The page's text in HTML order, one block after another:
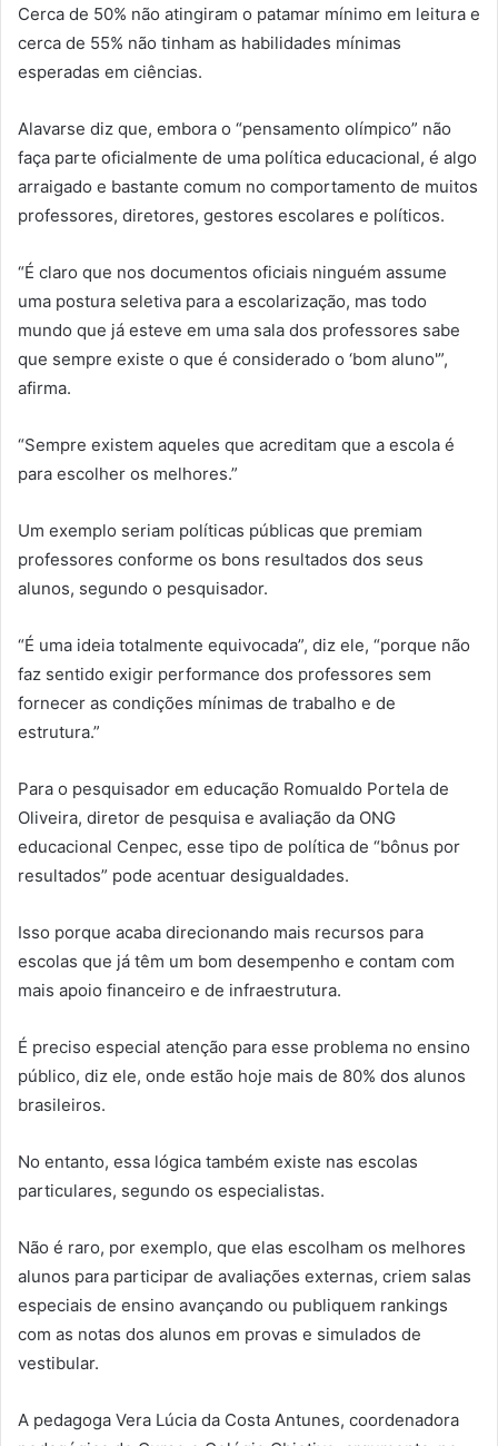
Cerca de 50% não atingiram o patamar mínimo em leitura e
cerca de 55% não tinham as habilidades mínimas
esperadas em ciências.
Alavarse diz que, embora o “pensamento olímpico” não
faça parte oficialmente de uma política educacional, é algo
arraigado e bastante comum no comportamento de muitos
professores, diretores, gestores escolares e políticos.
“É claro que nos documentos oficiais ninguém assume
uma postura seletiva para a escolarização, mas todo
mundo que já esteve em uma sala dos professores sabe
que sempre existe o que é considerado o ‘bom aluno'”,
afirma.
“Sempre existem aqueles que acreditam que a escola é
para escolher os melhores.”
Um exemplo seriam políticas públicas que premiam
professores conforme os bons resultados dos seus
alunos, segundo o pesquisador.
“É uma ideia totalmente equivocada”, diz ele, “porque não
faz sentido exigir performance dos professores sem
fornecer as condições mínimas de trabalho e de
estrutura.”
Para o pesquisador em educação Romualdo Portela de
Oliveira, diretor de pesquisa e avaliação da ONG
educacional Cenpec, esse tipo de política de “bônus por
resultados” pode acentuar desigualdades.
Isso porque acaba direcionando mais recursos para
escolas que já têm um bom desempenho e contam com
mais apoio financeiro e de infraestrutura.
É preciso especial atenção para esse problema no ensino
público, diz ele, onde estão hoje mais de 80% dos alunos
brasileiros.
No entanto, essa lógica também existe nas escolas
particulares, segundo os especialistas.
Não é raro, por exemplo, que elas escolham os melhores
alunos para participar de avaliações externas, criem salas
especiais de ensino avançando ou publiquem rankings
com as notas dos alunos em provas e simulados de
vestibular.
A pedagoga Vera Lúcia da Costa Antunes, coordenadora